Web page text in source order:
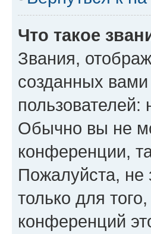
Что такое
Звания,
созданных
Обычно вы не
конференции,
Пожалуйста,
только для
конференций